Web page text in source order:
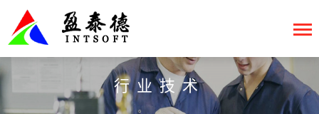
行业技术